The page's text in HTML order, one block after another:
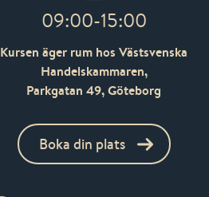
09:00-15:00
Kursen äger rum hos Västsvenska
Handelskammaren,
Parkgatan 49, Göteborg
Boka din plats